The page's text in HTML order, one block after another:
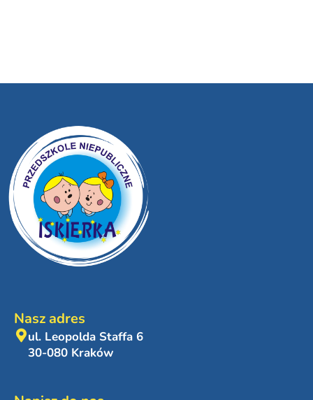
Nasz adres
ul. Leopolda Staffa 6
30-080 Kraków